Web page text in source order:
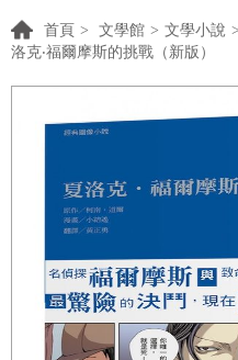
首頁 > 文學館 > 文學小說 >
洛克‧福爾摩斯的挑戰（新版）